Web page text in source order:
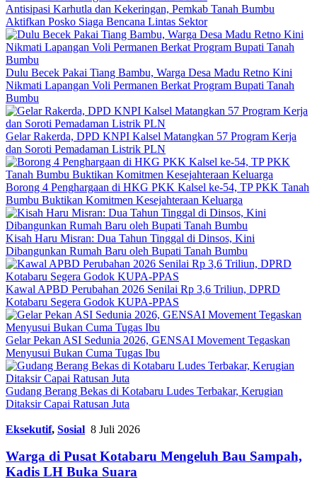
Antisipasi Karhutla dan Kekeringan, Pemkab Tanah Bumbu
Aktifkan Posko Siaga Bencana Lintas Sektor
Dulu Becek Pakai Tiang Bambu, Warga Desa Madu Retno Kini
Nikmati Lapangan Voli Permanen Berkat Program Bupati Tanah
Bumbu
Gelar Rakerda, DPD KNPI Kalsel Matangkan 57 Program Kerja
dan Soroti Pemadaman Listrik PLN
Borong 4 Penghargaan di HKG PKK Kalsel ke-54, TP PKK Tanah
Bumbu Buktikan Komitmen Kesejahteraan Keluarga
Kisah Haru Misran: Dua Tahun Tinggal di Dinsos, Kini
Dibangunkan Rumah Baru oleh Bupati Tanah Bumbu
Kawal APBD Perubahan 2026 Senilai Rp 3,6 Triliun, DPRD
Kotabaru Segera Godok KUPA-PPAS
Gelar Pekan ASI Sedunia 2026, GENSAI Movement Tegaskan
Menyusui Bukan Cuma Tugas Ibu
Gudang Berang Bekas di Kotabaru Ludes Terbakar, Kerugian
Ditaksir Capai Ratusan Juta
Eksekutif, Sosial 8 Juli 2026
Warga di Pusat Kotabaru Mengeluh Bau Sampah,
Kadis LH Buka Suara